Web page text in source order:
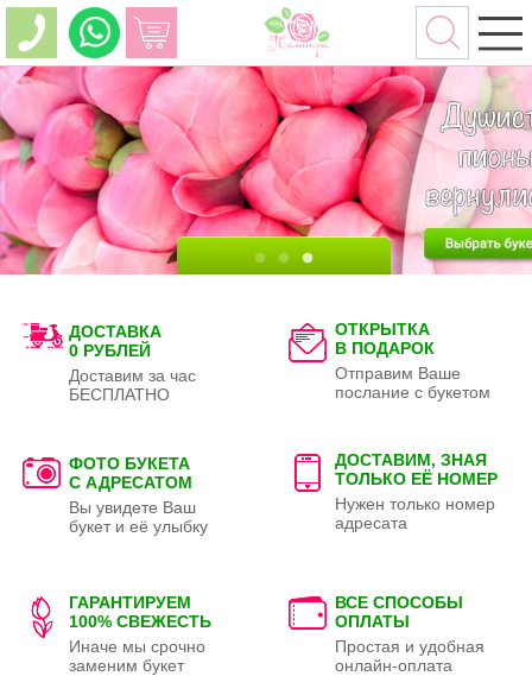
ДОСТАВКА
0 РУБЛЕЙ
Доставим за час
БЕСПЛАТНО
ОТКРЫТКА
В ПОДАРОК
Отправим Ваше
послание с букетом
ФОТО БУКЕТА
С АДРЕСАТОМ
Вы увидете Ваш
букет и её улыбку
ДОСТАВИМ, ЗНАЯ
ТОЛЬКО ЕЁ НОМЕР
Нужен только номер
адресата
ГАРАНТИРУЕМ
100% СВЕЖЕСТЬ
Иначе мы срочно
заменим букет
ВСЕ СПОСОБЫ
ОПЛАТЫ
Простая и удобная
онлайн-оплата